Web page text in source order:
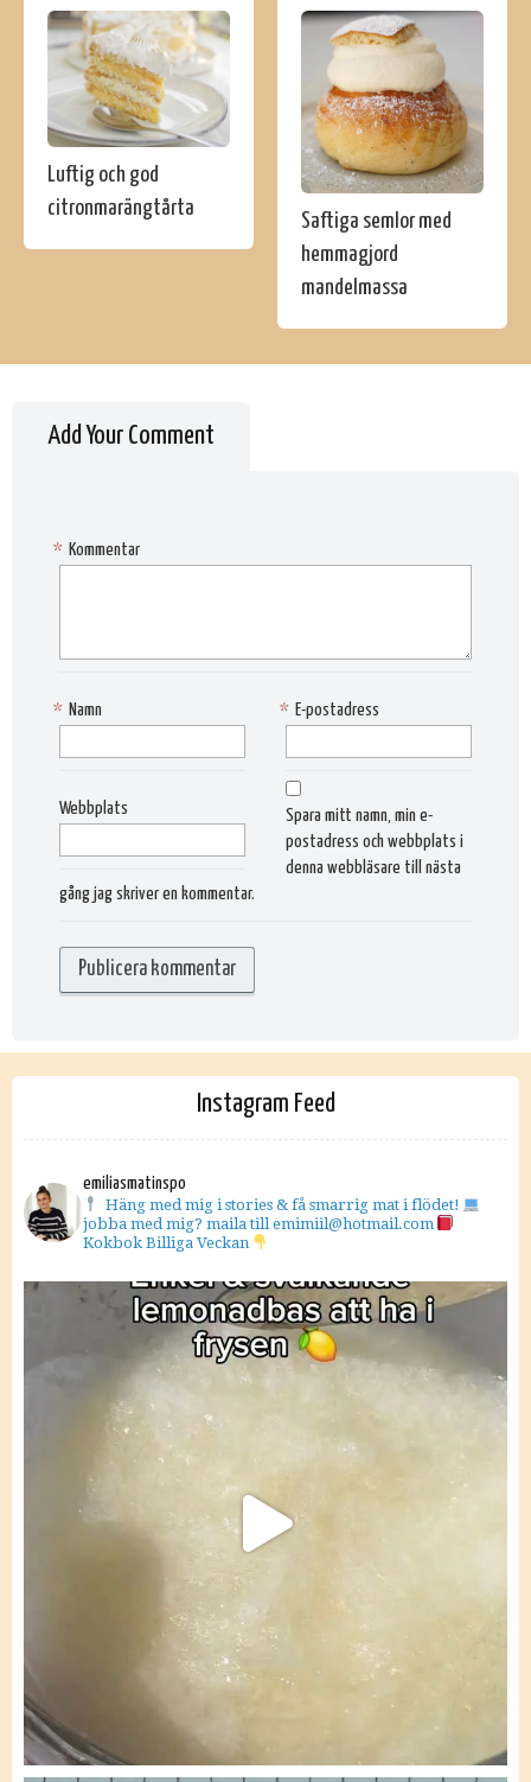
Luftig och god
citronmarängtårta
Saftiga semlor med
hemmagjord
mandelmassa
Add Your Comment
Kommentar
*
Namn
* E-postadress
*
Webbplats
Spara mitt namn, min e-
postadress och webbplats i
denna webbläsare till nästa
gång jag skriver en kommentar.
Instagram Feed
emiliasmatinspo
Häng med mig i stories & få smarrig mat i flödet!
jobba med mig? maila till emimiil@hotmail.com
Kokbok Billiga Veckan